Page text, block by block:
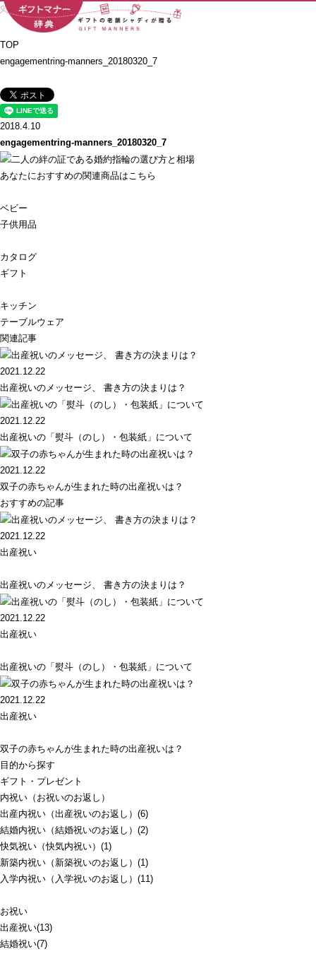
TOP
engagementring-manners_20180320_7
2018.4.10
engagementring-manners_20180320_7
あなたにおすすめの関連商品はこちら
ベビー
子供用品
カタログ
ギフト
キッチン
テーブルウェア
関連記事
2021.12.22
出産祝いのメッセージ、 書き方の決まりは？
2021.12.22
出産祝いの「熨斗（のし）・包装紙」について
2021.12.22
双子の赤ちゃんが生まれた時の出産祝いは？
おすすめの記事
2021.12.22
出産祝い
出産祝いのメッセージ、 書き方の決まりは？
2021.12.22
出産祝い
出産祝いの「熨斗（のし）・包装紙」について
2021.12.22
出産祝い
双子の赤ちゃんが生まれた時の出産祝いは？
目的から探す
ギフト・プレゼント
内祝い（お祝いのお返し）
出産内祝い（出産祝いのお返し）(6)
結婚内祝い（結婚祝いのお返し）(2)
快気祝い（快気内祝い）(1)
新築内祝い（新築祝いのお返し）(1)
入学内祝い（入学祝いのお返し）(11)
お祝い
出産祝い(13)
結婚祝い(7)